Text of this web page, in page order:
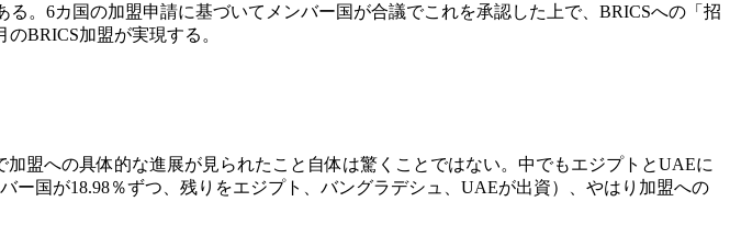
。6カ国の加盟申請に基づいてメンバー国が合議でこれを承認した上で、BRICSへの「招
BRICS加盟が実現する。
盟への具体的な進展が見られたこと自体は驚くことではない。中でもエジプトとUAEに
国が18.98％ずつ、残りをエジプト、バングラデシュ、UAEが出資）、やはり加盟への